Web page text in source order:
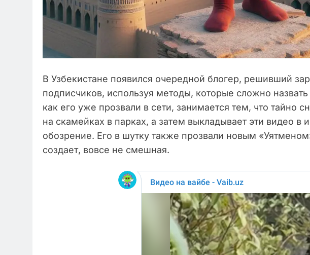
В Узбекистане появился очередной блогер, решивший
подписчиков, используя методы, которые сложно
как его уже прозвали в сети, занимается тем, что тайно
на скамейках в парках, а затем выкладывает эти видео в
обозрение. Его в шутку также прозвали новым
создает, вовсе не смешная.